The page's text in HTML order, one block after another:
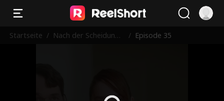
Startseite / Nach der Scheidung
/ Episode 35